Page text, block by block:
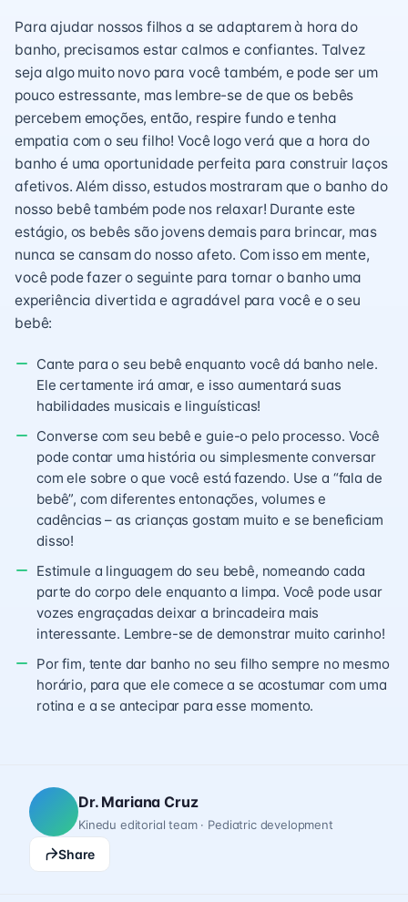
Para ajudar nossos filhos a se adaptarem à hora do
banho, precisamos estar calmos e confiantes. Talvez
seja algo muito novo para você também, e pode ser um
pouco estressante, mas lembre-se de que os bebês
percebem emoções, então, respire fundo e tenha
empatia com o seu filho! Você logo verá que a hora do
banho é uma oportunidade perfeita para construir laços
afetivos. Além disso, estudos mostraram que o banho do
nosso bebê também pode nos relaxar! Durante este
estágio, os bebês são jovens demais para brincar, mas
nunca se cansam do nosso afeto. Com isso em mente,
você pode fazer o seguinte para tornar o banho uma
experiência divertida e agradável para você e o seu
bebê:
Cante para o seu bebê enquanto você dá banho nele.
Ele certamente irá amar, e isso aumentará suas
habilidades musicais e linguísticas!
Converse com seu bebê e guie-o pelo processo. Você
pode contar uma história ou simplesmente conversar
com ele sobre o que você está fazendo. Use a “fala de
bebê”, com diferentes entonações, volumes e
cadências – as crianças gostam muito e se beneficiam
disso!
Estimule a linguagem do seu bebê, nomeando cada
parte do corpo dele enquanto a limpa. Você pode usar
vozes engraçadas deixar a brincadeira mais
interessante. Lembre-se de demonstrar muito carinho!
Por fim, tente dar banho no seu filho sempre no mesmo
horário, para que ele comece a se acostumar com uma
rotina e a se antecipar para esse momento.
Dr. Mariana Cruz
Kinedu editorial team · Pediatric development
Share